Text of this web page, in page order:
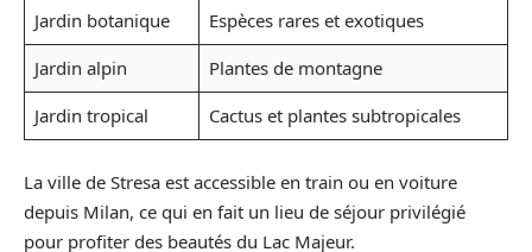
Jardin botanique
Espèces rares et exotiques
Jardin alpin
Plantes de montagne
Jardin tropical
Cactus et plantes subtropicales
La ville de Stresa est accessible en train ou en voiture
depuis Milan, ce qui en fait un lieu de séjour privilégié
pour profiter des beautés du Lac Majeur.